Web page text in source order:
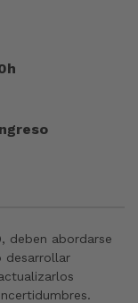
deben abordarse
desarrollar